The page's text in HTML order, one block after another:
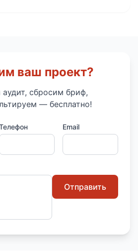
ваш проект?
сбросим бриф,
— бесплатно!
Email
Отправить